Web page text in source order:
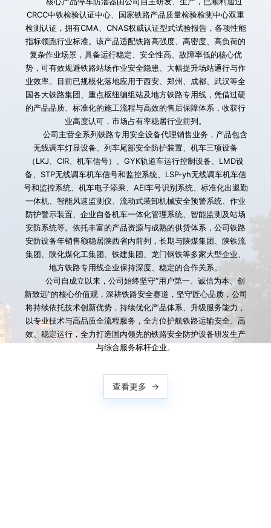
CRCC中铁检验认证中心、国家铁路产品质量检验检测中心双重
检测认证，拥有CMA、CNAS权威认证型式试验报告，各项性能
指标领跑行业标准。该产品适配铁路高强度、高密度、高负荷的
复杂作业场景，具备运行稳定、安全性高、故障率低的核心优
势，可有效规避铁路站场作业安全隐患、大幅提升场站通行与作
业效率。目前已规模化落地应用于西安、郑州、成都、武汉等全
国各大铁路集团、重点枢纽编组站及地方铁路专用线，凭借过硬
的产品品质、标准化的施工流程与高效的售后保障体系，收获行
业高度认可，市场占有率稳居行业前列。
无线调车灯显设备、列车尾部安全防护装置、机车三项设备
（LKJ、CIR、机车信号）、GYK轨道车运行控制设备、LMD设
备、STP无线调车机车信号和监控系统、LSP-yh无线调车机车信
号和监控系统、机车电子添乘、AEI车号识别系统、标准化出退勤
一体机、智能风速监测仪、流动式装卸机械安全预警系统、作业
防护警示装置、企业自备机车一体化管理系统、智能监测及站场
安防系统等。依托丰富的产品资源与成熟的供货体系，公司铁路
安防设备年销售额稳居陕西省内前列，长期与陕煤集团、陕铁流
集团、陕化煤化工集团、铁建集团、龙门钢铁等多家大型企业、
地方铁路专用线企业保持深度、稳定的合作关系。
新致远”的核心价值观，深耕铁路安全赛道，坚守匠心品质，公司
将持续依托技术创新优势，持续优化产品体系、升级服务能力，
以专业技术与高品质全流程服务，全方位护航铁路运输安全、高
效、稳定运行，全力打造国内领先的铁路安全防护设备研发生产
与综合服务标杆企业。
查看更多 →